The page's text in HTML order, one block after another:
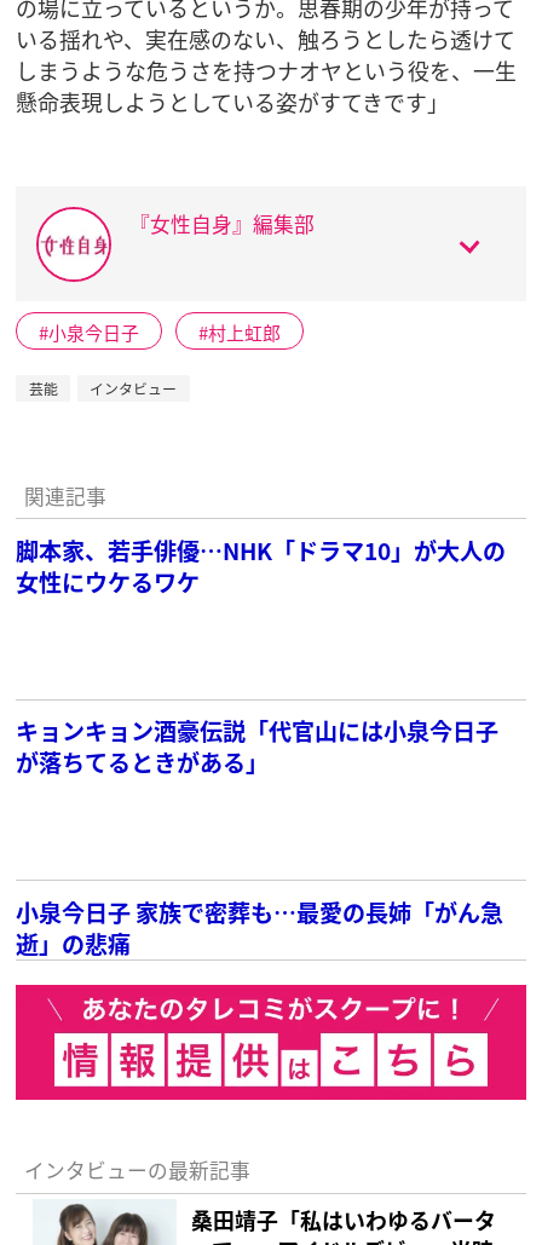
の場に立っているというか。思春期の少年が持って
いる揺れや、実在感のない、触ろうとしたら透けて
しまうような危うさを持つナオヤという役を、一生
懸命表現しようとしている姿がすてきです」
『女性自身』編集部
小泉今日子 村上虹郎
芸能 インタビュー
関連記事
脚本家、若手俳優…NHK「ドラマ10」が大人の
女性にウケるワケ
キョンキョン酒豪伝説「代官山には小泉今日子
が落ちてるときがある」
小泉今日子 家族で密葬も…最愛の長姉「がん急
逝」の悲痛
インタビューの最新記事
桑田靖子「私はいわゆるバータ